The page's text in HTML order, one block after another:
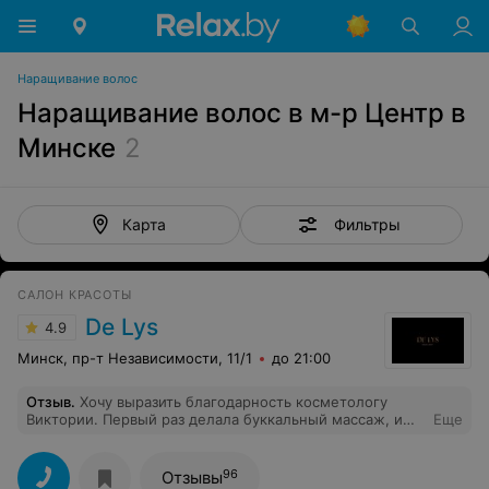
Наращивание волос
Наращивание волос в м-р Центр в
Минске 2
Карта Фильтры
САЛОН КРАСОТЫ
4.9 De Lys
Минск, пр-т Независимости, 11/1 до 21:00
Отзыв. Хочу выразить благодарность косметологу
Виктории. Первый раз делала буккальный массаж, и
прошел незаметно в приятной позитивной обстановке,
что не маловажно) Приду скоро еще!
Еще
Отзывы96